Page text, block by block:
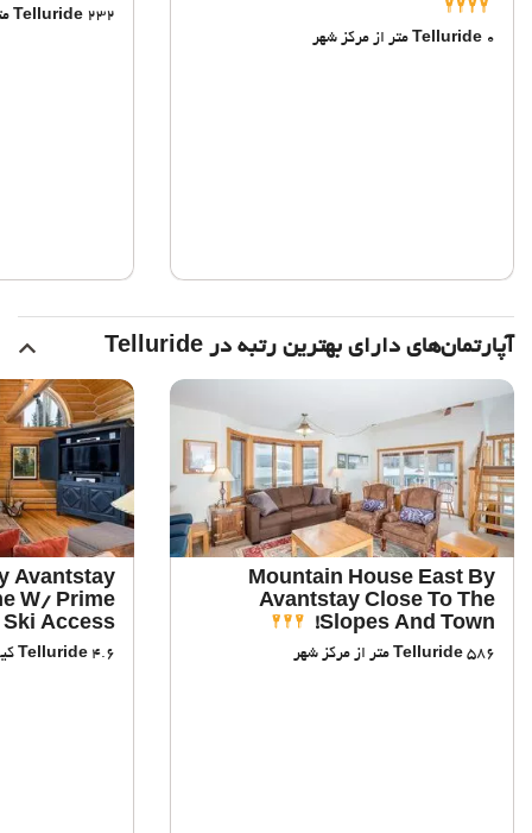
Telluride 0 متر از مرکز شهر
Telluride 232 متر از مرکز شهر
آپارتمان‌های دارای بهترین رتبه در Telluride
Mountain House East By
Avantstay Close To The
Slopes And Town!
Telluride 586 متر از مرکز شهر
Avantstay
W/ Prime
Ski Access
Telluride 4.6 کیلومتر از مرکز شهر